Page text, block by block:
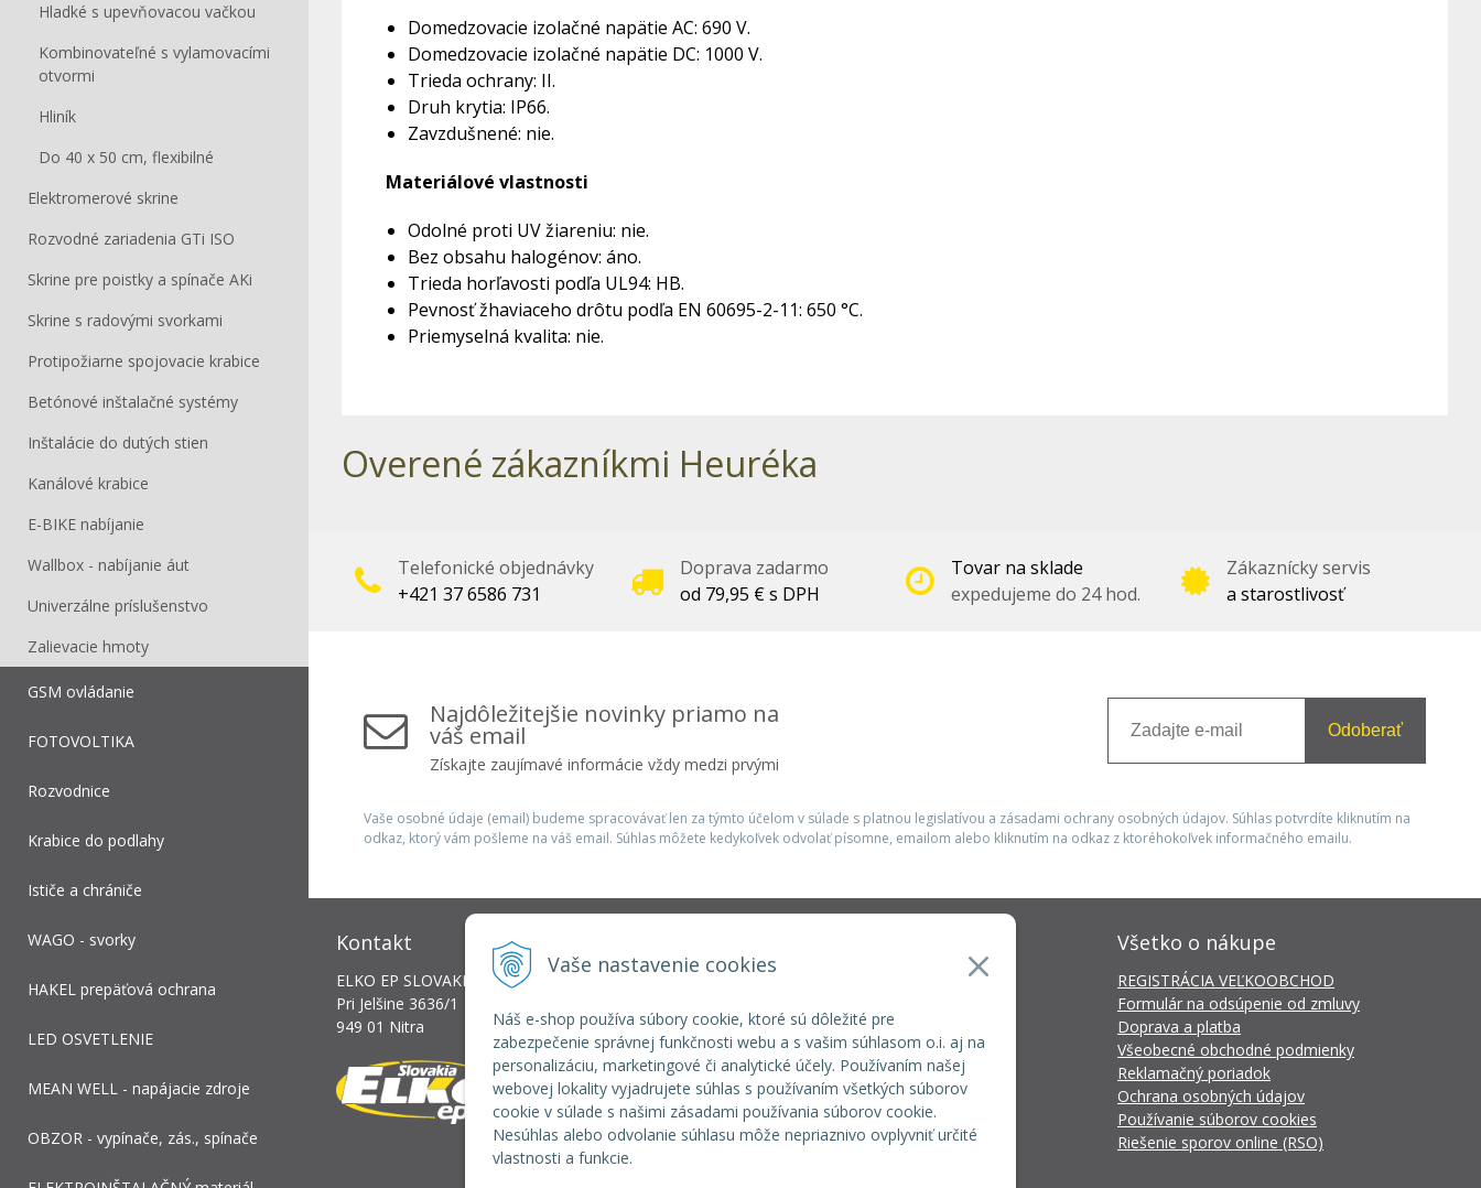
Vaše nastavenie cookies
Náš e-shop používa súbory cookie, ktoré sú dôležité pre
zabezpečenie správnej funkčnosti webu a s vašim súhlasom o.i. aj na
personalizáciu, marketingové či analytické účely. Používaním našej
webovej lokality vyjadrujete súhlas s používaním všetkých súborov
cookie v súlade s našimi zásadami používania súborov cookie.
Nesúhlas alebo odvolanie súhlasu môže nepriaznivo ovplyvniť určité
vlastnosti a funkcie.
Hladké s upevňovacou vačkou
Kombinovateľné s vylamovacími
otvormi
Hliník
Do 40 x 50 cm, flexibilné
Elektromerové skrine
Rozvodné zariadenia GTi ISO
Skrine pre poistky a spínače AKi
Skrine s radovými svorkami
Protipožiarne spojovacie krabice
Betónové inštalačné systémy
Inštalácie do dutých stien
Kanálové krabice
E-BIKE nabíjanie
Wallbox - nabíjanie áut
Univerzálne príslušenstvo
Zalievacie hmoty
GSM ovládanie
FOTOVOLTIKA
Rozvodnice
Krabice do podlahy
Ističe a chrániče
WAGO - svorky
HAKEL prepäťová ochrana
LED OSVETLENIE
MEAN WELL - napájacie zdroje
OBZOR - vypínače, zás., spínače
Domedzovacie izolačné napätie AC: 690 V.
Domedzovacie izolačné napätie DC: 1000 V.
Trieda ochrany: II.
Druh krytia: IP66.
Zavzdušnené: nie.
Materiálové vlastnosti
Odolné proti UV žiareniu: nie.
Bez obsahu halogénov: áno.
Trieda horľavosti podľa UL94: HB.
Pevnosť žhaviaceho drôtu podľa EN 60695-2-11: 650 °C.
Priemyselná kvalita: nie.
Overené zákazníkmi Heuréka
Telefonické objednávky
+421 37 6586 731
Doprava zadarmo
od 79,95 € s DPH
Tovar na sklade
expedujeme do 24 hod.
Zákaznícky servis
a starostlivosť
Najdôležitejšie novinky priamo na
váš email
Získajte zaujímavé informácie vždy medzi prvými
Odoberať
Vaše osobné údaje (email) budeme spracovávať len za týmto účelom v súlade s platnou legislatívou a zásadami ochrany osobných údajov. Súhlas potvrdíte kliknutím na
odkaz, ktorý vám pošleme na váš email. Súhlas môžete kedykoľvek odvolať písomne, emailom alebo kliknutím na odkaz z ktoréhokoľvek informačného emailu.
Kontakt
ELKO EP SLOVAKIA, s.r.o.
Pri Jelšine 3636/1
949 01 Nitra
+421 37 6586 731
+421 907 982 328
Všetko o nákupe
REGISTRÁCIA VEĽKOOBCHOD
Formulár na odsúpenie od zmluvy
Doprava a platba
Všeobecné obchodné podmienky
Reklamačný poriadok
Ochrana osobných údajov
Používanie súborov cookies
Riešenie sporov online (RSO)